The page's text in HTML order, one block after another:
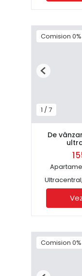
Comision 0%
1 /7
Previous
De
Comision 0%